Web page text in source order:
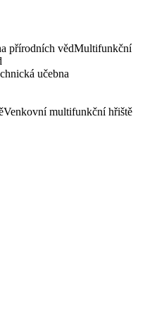
Multifunkční
učebna
Venkovní multifunkční hřiště